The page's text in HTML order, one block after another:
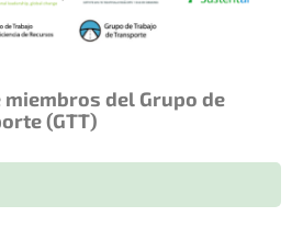
del Grupo de
(GTT)